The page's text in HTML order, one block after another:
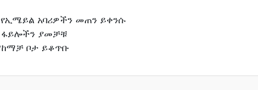
አባሪዎችን መጠን ይቀንሱ
ፋይሎችን ያመቻቹ
ቦታ ይቆጥቡ